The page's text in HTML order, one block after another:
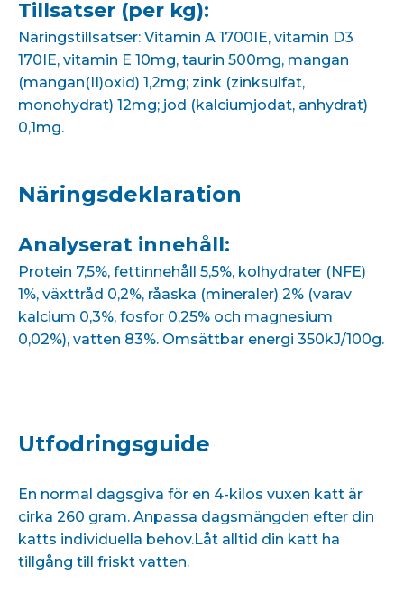
Tillsatser (per kg):
Näringstillsatser: Vitamin A 1700IE, vitamin D3
170IE, vitamin E 10mg, taurin 500mg, mangan
(mangan(II)oxid) 1,2mg; zink (zinksulfat,
monohydrat) 12mg; jod (kalciumjodat, anhydrat)
0,1mg.
Näringsdeklaration
Analyserat innehåll:
Protein 7,5%, fettinnehåll 5,5%, kolhydrater (NFE)
1%, växttråd 0,2%, råaska (mineraler) 2% (varav
kalcium 0,3%, fosfor 0,25% och magnesium
0,02%), vatten 83%. Omsättbar energi 350kJ/100g.
Utfodringsguide
En normal dagsgiva för en 4-kilos vuxen katt är
cirka 260 gram. Anpassa dagsmängden efter din
katts individuella behov.Låt alltid din katt ha
tillgång till friskt vatten.